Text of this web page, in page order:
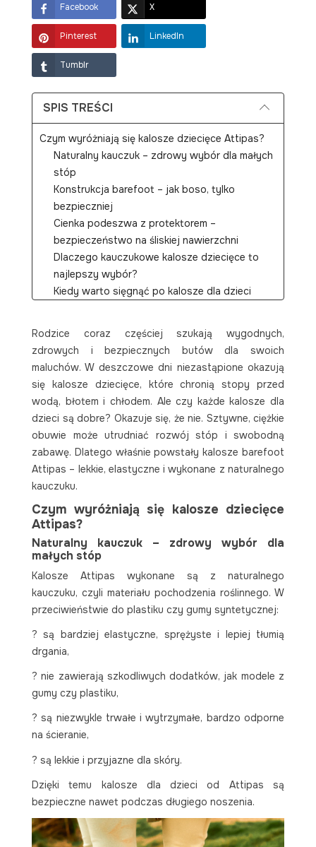
Facebook X
Pinterest LinkedIn
Tumblr
SPIS TREŚCI
Czym wyróżniają się kalosze dziecięce Attipas?
Naturalny kauczuk – zdrowy wybór dla małych
stóp
Konstrukcja barefoot – jak boso, tylko
bezpieczniej
Cienka podeszwa z protektorem –
bezpieczeństwo na śliskiej nawierzchni
Dlaczego kauczukowe kalosze dziecięce to
najlepszy wybór?
Kiedy warto sięgnąć po kalosze dla dzieci
? Jak dobrać rozmiar kaloszy dla dziecka?
? Czy kalosze barefoot od Attipas są
Rodzice coraz częściej szukają wygodnych,
zdrowych i bezpiecznych butów dla swoich
maluchów. W deszczowe dni niezastąpione okazują
się kalosze dziecięce, które chronią stopy przed
wodą, błotem i chłodem. Ale czy każde kalosze dla
dzieci są dobre? Okazuje się, że nie. Sztywne, ciężkie
obuwie może utrudniać rozwój stóp i swobodną
zabawę. Dlatego właśnie powstały kalosze barefoot
Attipas – lekkie, elastyczne i wykonane z naturalnego
kauczuku.
Czym wyróżniają się kalosze dziecięce
Attipas?
Naturalny kauczuk – zdrowy wybór dla
małych stóp
Kalosze Attipas wykonane są z naturalnego
kauczuku, czyli materiału pochodzenia roślinnego. W
przeciwieństwie do plastiku czy gumy syntetycznej:
? są bardziej elastyczne, sprężyste i lepiej tłumią
drgania,
? nie zawierają szkodliwych dodatków, jak modele z
gumy czy plastiku,
? są niezwykle trwałe i wytrzymałe, bardzo odporne
na ścieranie,
? są lekkie i przyjazne dla skóry.
Dzięki temu kalosze dla dzieci od Attipas są
bezpieczne nawet podczas długiego noszenia.